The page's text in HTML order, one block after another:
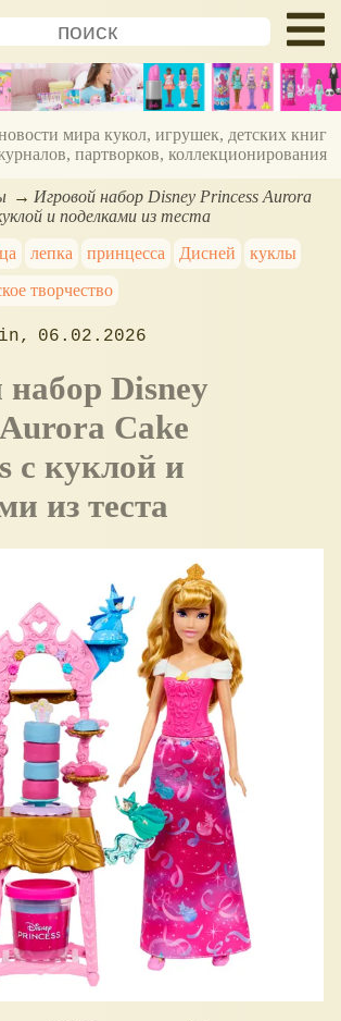
мира кукол, игрушек, детских книг
партворков, коллекционирования
Игровой набор Disney Princess Aurora
и поделками из теста
лепка принцесса Дисней
куклы
творчество
06.02.2026
Cake
с куклой и
из теста